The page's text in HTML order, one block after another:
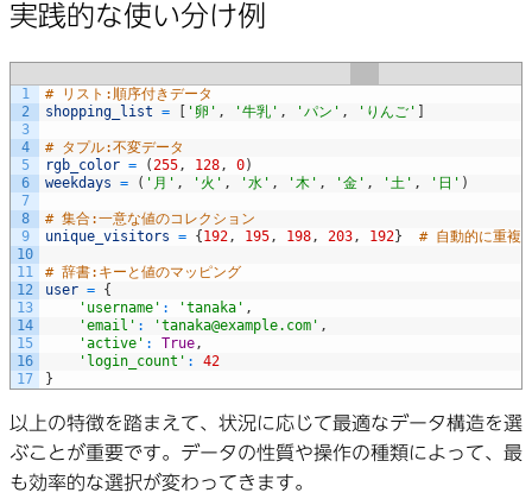
実践的な使い分け例
1
2
3
4
5
6
7
8
9
10
11
12
13
14
15
16
17
# リスト:順序付きデータ
shopping_list = '卵' , '牛乳' , 'パン' , 'りんご'
# タプル:不変データ
rgb_color = (255, 128, 0)
weekdays = ( '月' , '火' , '水' , '木' , '金' , '土' , '日' )
# 集合:一意な値のコレクション
unique_visitors = { 192, 195, 198, 203, 192} # 自動的に重複
# 辞書:キーと値のマッピング
user = {
'username' : 'tanaka' ,
'email' : 'tanaka@example.com' ,
'active' : True,
'login_count' :
42
}
以上の特徴を踏まえて、状況に応じて最適なデータ構造を選
ぶことが重要です。データの性質や操作の種類によって、最
も効率的な選択が変わってきます。